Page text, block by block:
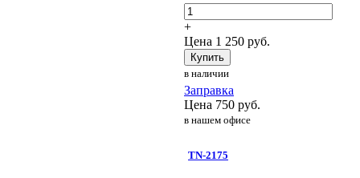
+
Цена 1 250 руб.
Купить
в наличии
Заправка
Цена 750 руб.
в нашем офисе
TN-2175